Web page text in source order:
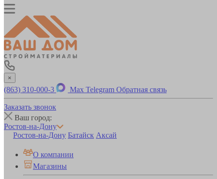
×
(863) 310-000-3 Max Telegram Обратная связь
Заказать звонок
Ваш город:
Ростов-на-Дону
Ростов-на-Дону Батайск Аксай
О компании
Магазины